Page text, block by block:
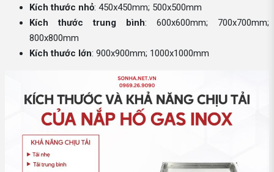
Kích thước nhỏ: 450x450mm; 500x500mm
Kích thước trung bình: 600x600mm; 700x700mm;
800x800mm
Kích thước lớn: 900x900mm; 1000x1000mm